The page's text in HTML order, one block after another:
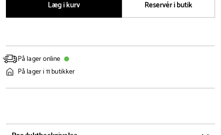
Læg i kurv
Reservér i butik
På lager online
På lager i 11 butikker